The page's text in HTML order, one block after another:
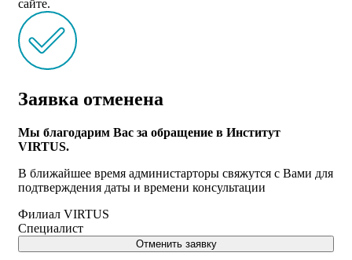
сайте.
Заявка отменена
Мы благодарим Вас за обращение в Институт
VIRTUS.
В ближайшее время администарторы свяжутся с Вами для
подтверждения даты и времени консультации
Филиал VIRTUS
Специалист
Отменить заявку